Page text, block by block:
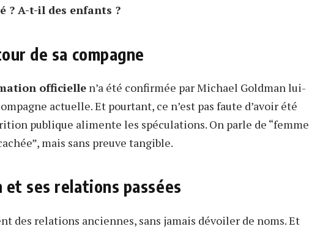
? A-t-il des enfants ?
de sa compagne
officielle n’a été confirmée par Michael Goldman lui-
actuelle. Et pourtant, ce n’est pas faute d’avoir été
publique alimente les spéculations. On parle de “femme
mais sans preuve tangible.
et ses relations passées
des relations anciennes, sans jamais dévoiler de noms. Et